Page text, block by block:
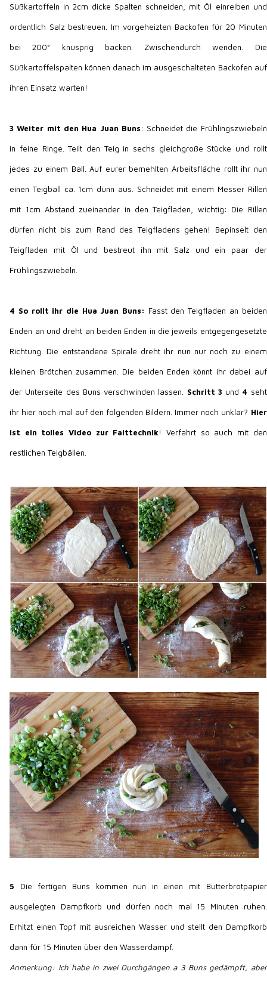
Süßkartoffeln in 2cm dicke Spalten schneiden, mit Öl einreiben und
ordentlich Salz bestreuen. Im vorgeheizten Backofen für 20 Minuten
bei 200° knusprig backen. Zwischendurch wenden. Die
Süßkartoffelspalten können danach im ausgeschalteten Backofen auf
ihren Einsatz warten!
3 Weiter mit den Hua Juan Buns: Schneidet die Frühlingszwiebeln
in feine Ringe. Teilt den Teig in sechs gleichgroße Stücke und rollt
jedes zu einem Ball. Auf eurer bemehlten Arbeitsfläche rollt ihr nun
einen Teigball ca. 1cm dünn aus. Schneidet mit einem Messer Rillen
mit 1cm Abstand zueinander in den Teigfladen, wichtig: Die Rillen
dürfen nicht bis zum Rand des Teigfladens gehen! Bepinselt den
Teigfladen mit Öl und bestreut ihn mit Salz und ein paar der
Frühlingszwiebeln.
4 So rollt ihr die Hua Juan Buns: Fasst den Teigfladen an beiden
Enden an und dreht an beiden Enden in die jeweils entgegengesetzte
Richtung. Die entstandene Spirale dreht ihr nun nur noch zu einem
kleinen Brötchen zusammen. Die beiden Enden könnt ihr dabei auf
der Unterseite des Buns verschwinden lassen. Schritt 3 und 4 seht
ihr hier noch mal auf den folgenden Bildern. Immer noch unklar? Hier
ist ein tolles Video zur Falttechnik! Verfahrt so auch mit den
restlichen Teigbällen.
5 Die fertigen Buns kommen nun in einen mit Butterbrotpapier
ausgelegten Dampfkorb und dürfen noch mal 15 Minuten ruhen.
Erhitzt einen Topf mit ausreichen Wasser und stellt den Dampfkorb
dann für 15 Minuten über den Wasserdampf.
Anmerkung: Ich habe in zwei Durchgängen a 3 Buns gedämpft, aber